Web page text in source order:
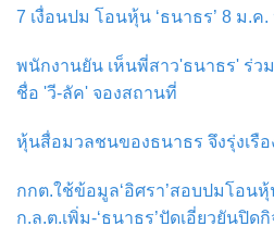
7 เงื่อนปม โอนหุ้น ‘ธนาธร’ 8 ม.ค
พนักงานยัน เห็นพี่สาว'ธนาธร' ร่ว
ชื่อ 'วี-ลัค' จองสถานที่
หุ้นสื่อมวลชนของธนาธร จึงรุ่งเรือ
กกต.ใช้ข้อมูล‘อิศรา’สอบปมโอน
ก.ล.ต.เพิ่ม-‘ธนาธร’ปัดเอี่ยวยันปิด